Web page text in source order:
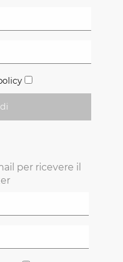
per ricevere il